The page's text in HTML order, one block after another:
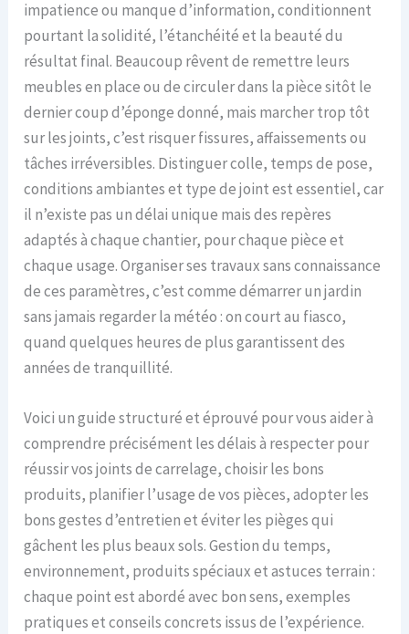
impatience ou manque d’information, conditionnent
pourtant la solidité, l’étanchéité et la beauté du
résultat final. Beaucoup rêvent de remettre leurs
meubles en place ou de circuler dans la pièce sitôt le
dernier coup d’éponge donné, mais marcher trop tôt
sur les joints, c’est risquer fissures, affaissements ou
tâches irréversibles. Distinguer colle, temps de pose,
conditions ambiantes et type de joint est essentiel, car
il n’existe pas un délai unique mais des repères
adaptés à chaque chantier, pour chaque pièce et
chaque usage. Organiser ses travaux sans connaissance
de ces paramètres, c’est comme démarrer un jardin
sans jamais regarder la météo : on court au fiasco,
quand quelques heures de plus garantissent des
années de tranquillité.
Voici un guide structuré et éprouvé pour vous aider à
comprendre précisément les délais à respecter pour
réussir vos joints de carrelage, choisir les bons
produits, planifier l’usage de vos pièces, adopter les
bons gestes d’entretien et éviter les pièges qui
gâchent les plus beaux sols. Gestion du temps,
environnement, produits spéciaux et astuces terrain :
chaque point est abordé avec bon sens, exemples
pratiques et conseils concrets issus de l’expérience.